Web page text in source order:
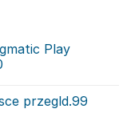
Play
przegld.99